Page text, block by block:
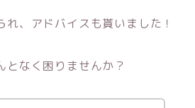
れ、アドバイスも貰いました！
なく困りませんか？